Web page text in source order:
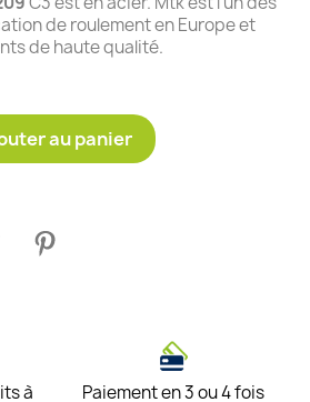
de roulement en Europe et
de haute qualité.
au panier
à
Paiement en 3 ou 4 fois